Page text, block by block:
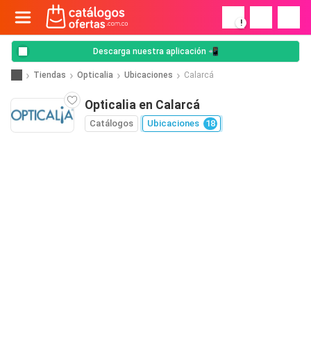
!
Descarga nuestra aplicación 📲
Tiendas Opticalia Ubicaciones Calarcá
Opticalia en Calarcá
Catálogos Ubicaciones 18